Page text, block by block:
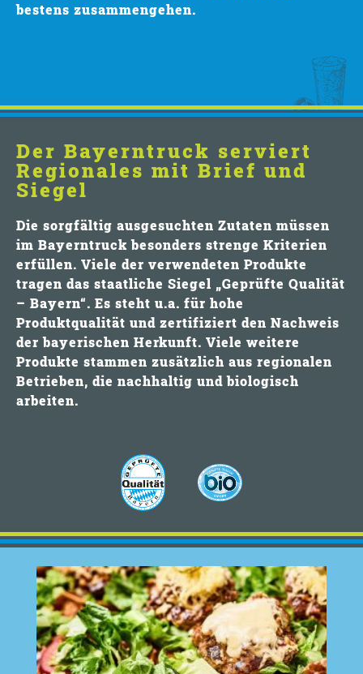
bestens zusammengehen.
Der Bayerntruck serviert
Regionales mit Brief und
Siegel
Die sorgfältig ausgesuchten Zutaten müssen
im Bayerntruck besonders strenge Kriterien
erfüllen. Viele der verwendeten Produkte
tragen das staatliche Siegel „Geprüfte Qualität
– Bayern“. Es steht u.a. für hohe
Produktqualität und zertifiziert den Nachweis
der bayerischen Herkunft. Viele weitere
Produkte stammen zusätzlich aus regionalen
Betrieben, die nachhaltig und biologisch
arbeiten.